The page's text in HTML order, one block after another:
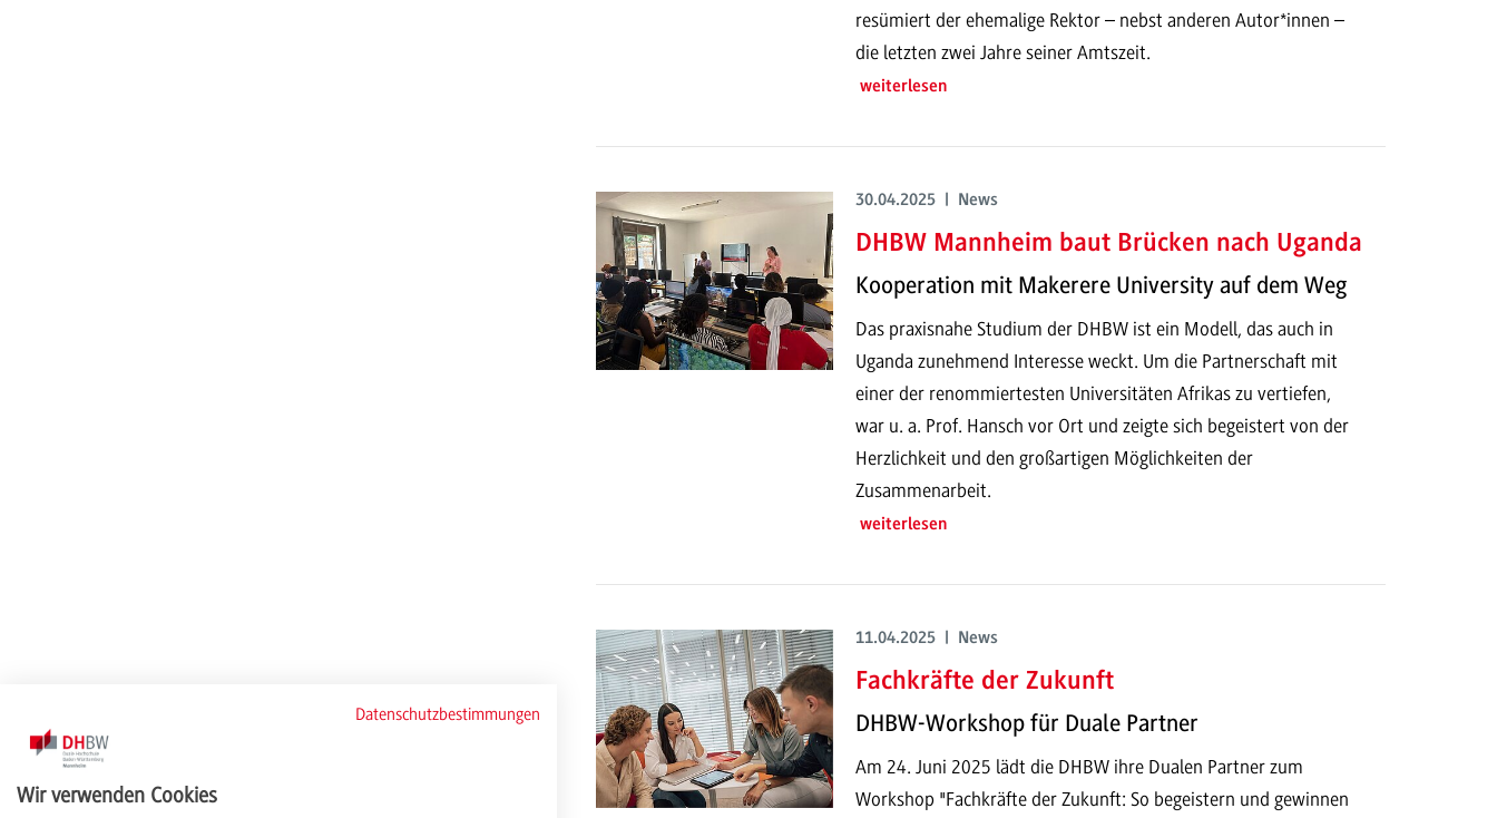
resümiert der ehemalige Rektor – nebst anderen Autor*innen –
die letzten zwei Jahre seiner Amtszeit.
weiterlesen
30.04.2025 | News
DHBW Mannheim baut Brücken nach Uganda
Kooperation mit Makerere University auf dem Weg
Das praxisnahe Studium der DHBW ist ein Modell, das auch in
Uganda zunehmend Interesse weckt. Um die Partnerschaft mit
einer der renommiertesten Universitäten Afrikas zu vertiefen,
war u. a. Prof. Hansch vor Ort und zeigte sich begeistert von der
Herzlichkeit und den großartigen Möglichkeiten der
Zusammenarbeit.
weiterlesen
11.04.2025 | News
Fachkräfte der Zukunft
DHBW-Workshop für Duale Partner
Am 24. Juni 2025 lädt die DHBW ihre Dualen Partner zum
Workshop "Fachkräfte der Zukunft: So begeistern und gewinnen
Datenschutzbestimmungen
Wir verwenden Cookies